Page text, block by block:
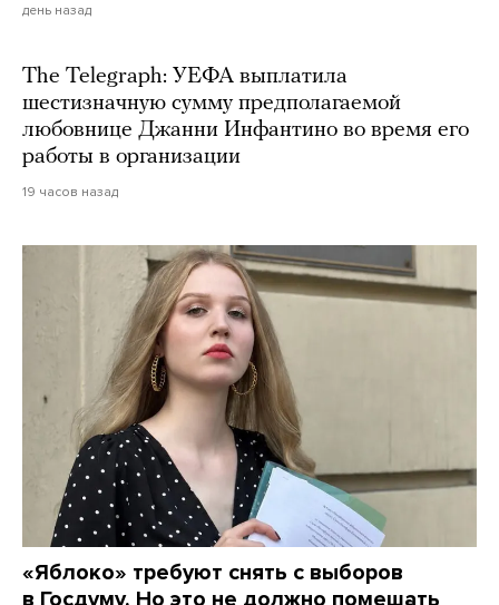
день назад
The Telegraph: УЕФА выплатила
шестизначную сумму предполагаемой
любовнице Джанни Инфантино во время его
работы в организации
19 часов назад
«Яблоко» требуют снять с выборов
в Госдуму. Но это не должно помешать